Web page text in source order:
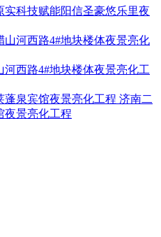
科技赋能阳信圣豪悠乐里夜
西路4#地块楼体夜景亮化工
济南二
夜景亮化工程